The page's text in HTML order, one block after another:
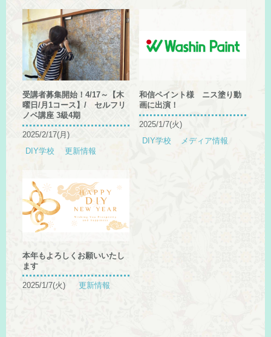
受講者募集開始！4/17～【木
曜日/月1コース】/ セルフリ
ノベ講座 3級4期
2025/2/17(月)
DIY学校
更新情報
和信ペイント様 ニス塗り動
画に出演！
2025/1/7(火)
DIY学校
メディア情報
本年もよろしくお願いいたし
ます
2025/1/7(火) 更新情報